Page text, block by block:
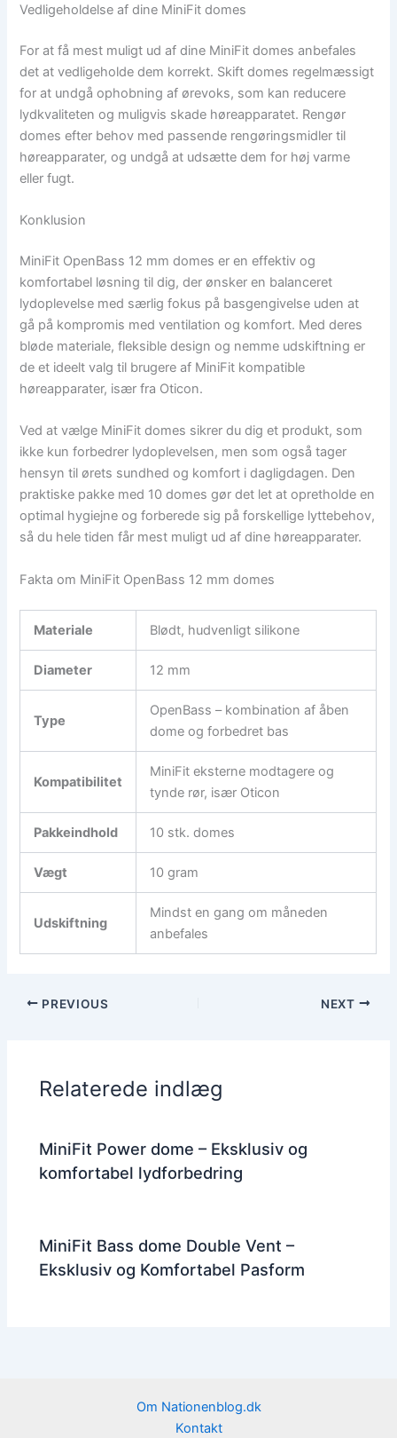
Vedligeholdelse af dine MiniFit domes
For at få mest muligt ud af dine MiniFit domes anbefales
det at vedligeholde dem korrekt. Skift domes regelmæssigt
for at undgå ophobning af ørevoks, som kan reducere
lydkvaliteten og muligvis skade høreapparatet. Rengør
domes efter behov med passende rengøringsmidler til
høreapparater, og undgå at udsætte dem for høj varme
eller fugt.
Konklusion
MiniFit OpenBass 12 mm domes er en effektiv og
komfortabel løsning til dig, der ønsker en balanceret
lydoplevelse med særlig fokus på basgengivelse uden at
gå på kompromis med ventilation og komfort. Med deres
bløde materiale, fleksible design og nemme udskiftning er
de et ideelt valg til brugere af MiniFit kompatible
høreapparater, især fra Oticon.
Ved at vælge MiniFit domes sikrer du dig et produkt, som
ikke kun forbedrer lydoplevelsen, men som også tager
hensyn til ørets sundhed og komfort i dagligdagen. Den
praktiske pakke med 10 domes gør det let at opretholde en
optimal hygiejne og forberede sig på forskellige lyttebehov,
så du hele tiden får mest muligt ud af dine høreapparater.
Fakta om MiniFit OpenBass 12 mm domes
Materiale Blødt, hudvenligt silikone
Diameter 12 mm
Type
OpenBass – kombination af åben
dome og forbedret bas
Kompatibilitet
MiniFit eksterne modtagere og
tynde rør, især Oticon
Pakkeindhold 10 stk. domes
Vægt 10 gram
Udskiftning
Mindst en gang om måneden
anbefales
PREVIOUS NEXT
Relaterede indlæg
MiniFit Power dome – Eksklusiv og
komfortabel lydforbedring
MiniFit Bass dome Double Vent –
Eksklusiv og Komfortabel Pasform
Om Nationenblog.dk
Kontakt